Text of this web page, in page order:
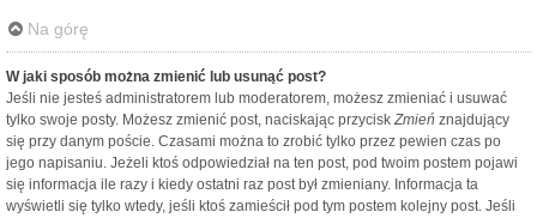
Na górę
W jaki sposób można zmienić lub usunąć post?
Jeśli nie jesteś administratorem lub moderatorem, możesz zmieniać i usuwać
tylko swoje posty. Możesz zmienić post, naciskając przycisk Zmień znajdujący
się przy danym poście. Czasami można to zrobić tylko przez pewien czas po
jego napisaniu. Jeżeli ktoś odpowiedział na ten post, pod twoim postem pojawi
się informacja ile razy i kiedy ostatni raz post był zmieniany. Informacja ta
wyświetli się tylko wtedy, jeśli ktoś zamieścił pod tym postem kolejny post. Jeśli